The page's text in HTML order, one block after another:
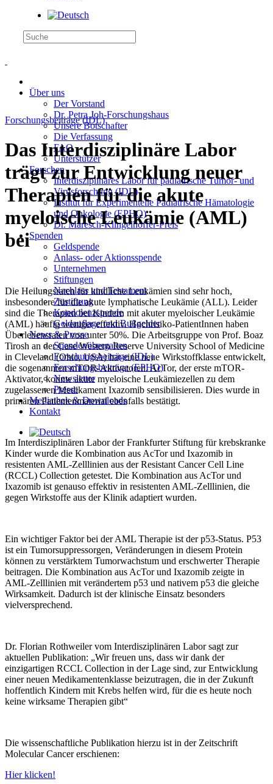
Über uns
Der Vorstand
Dr. Petra Joh-Forschungshaus
Unsere Botschafter
Die Verfassung
FAQ
Unterstützer
Forschen
Interdisziplinäres Labor für pädiatrische Tumor- und
Virusforschung (IDL)
Institut für Experimentelle Pädiatrische Hämatologie
und Onkologie (EPHO)
Dr. Maresch-Klingelhöffer-Preis
Spenden
Geldspende
Anlass- oder Aktionsspende
Unternehmen
Stiftungen
Nachlass und Testament
Zustiftung
Kondolenzspende
Geldauflage und Bußgelder
News & Presse
Spendenübergaben
Forschungsbeiträge (IDL)
Forschungsbeiträge (EPHO)
Newsletter
Presse
Mediathek & Downloads
Kontakt
Forschungsbeiträge (IDL)
Das Interdisziplinäre Labor
trägt zur Entwicklung neuer
Therapien für die akute
myeloische Leukämie (AML)
bei
Die Heilungsraten für kindliche Leukämien sind sehr hoch,
insbesondere für die akute lymphatische Leukämie (ALL). Leider
sind die Therapien bei Kindern mit akuter myeloischer Leukämie
(AML) häufig weniger effektiv. Hochrisiko-PatientInnen haben
Überlebensraten von unter 50%. Die Arbeitsgruppe von Prof. Boaz
Tirosh an der Case Western Reserve University School of Medicine
in Cleveland (Ohio, USA) hat eine neue Wirkstoffklasse entwickelt,
die sogenannten mTOR-Aktivatoren. AcTor, der erste mTOR-
Aktivator, konnte akute myeloische Leukämiezellen zu dem
zugelassenen Medikament Ixazomib sensibilisieren. Dies wurde in
primären Patientenmaterial ebenfalls bestätigt.
Im Interdisziplinären Labor der Frankfurter Stiftung für krebskranke
Kinder wurde die Kombination aus AcTor und Ixazomib in
resistenten AML-Zelllinien aus der Resistant Cancer Cell Line
(RCCL) Collection getestet. Die Kombination aus AcTor und
Ixazomib ist genauso effektiv in resistenten AML-Zelllinien, die
gegen Wirkstoffe aus der Klinik adaptiert wurden.
Ein wichtiger Faktor bei der AML Therapie ist der p53-Status. P53
ist ein Tumorsuppressorgen, Veränderungen in diesem Protein
können zu verstärktem Tumorwachstum und erschwerter Therapie
beitragen. Die Kombination aus AcTor und Ixazomib zeigte in
AML-Zelllinien mit verändertem p53 und nativem p53 die gleiche
Wirksamkeit. Dadurch ist der klinische Einsatz besonders
vielversprechend.
Dr. Florian Rothweiler vom Interdisziplinären Labor sagt zur
aktuellen Publikation: „Wir freuen uns, dass wir dank der
einzigartigen RCCL Collection in der Lage sind, zur Entwicklung
einer neuen Medikamentenklasse beizutragen, die in der Zukunft
hoffentlich Kindern mit Krebs helfen wird, für die es heute noch
keine wirksame Therapien gibt“
Die wissenschaftliche Publikation hierzu ist in der Zeitschrift
Molecular Cancer erschienen:
Hier klicken!